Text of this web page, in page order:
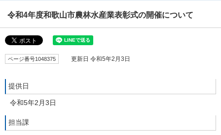
令和4年度和歌山市農林水産業表彰式の開催について
ページ番号1048375 更新日 令和5年2月3日
提供日
令和5年2月3日
担当課